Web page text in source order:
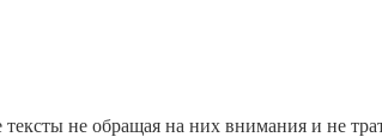
тексты не обращая на них внимания и не